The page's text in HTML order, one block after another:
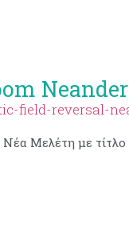
field-reversal-